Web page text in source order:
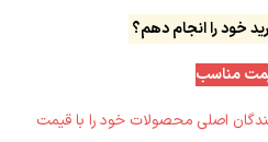
خود را انجام دهم؟
اصلی محصولات خود را با قیمت